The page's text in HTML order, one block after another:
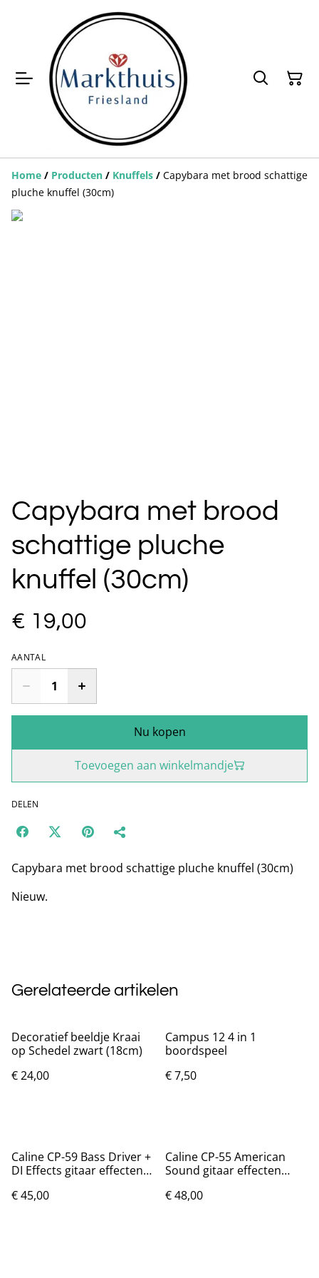
Home / Producten / Knuffels / Capybara met brood schattige
pluche knuffel (30cm)
Capybara met brood
schattige pluche
knuffel (30cm)
€ 19,00
AANTAL
Nu kopen
Toevoegen aan winkelmandje
DELEN
Capybara met brood schattige pluche knuffel (30cm)
Nieuw.
Gerelateerde artikelen
Decoratief beeldje Kraai
op Schedel zwart (18cm)
€ 24,00
Campus 12 4 in 1
boordspeel
€ 7,50
Caline CP-59 Bass Driver +
DI Effects gitaar effecten
€ 45,00
Caline CP-55 American
Sound gitaar effecten
€ 48,00